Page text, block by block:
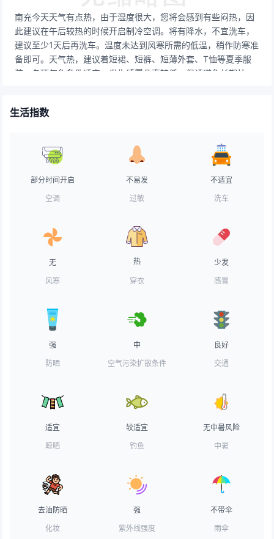
南充今天天气有点热，由于湿度很大，您将会感到有些闷热，因
此建议在午后较热的时候开启制冷空调。将有降水，不宜洗车，
建议至少1天后再洗车。温度未达到风寒所需的低温，稍作防寒准
备即可。天气热，建议着短裙、短裤、短薄外套、T恤等夏季服
装。各项气象条件适宜，发生感冒几率较低。但请避免长期处于
染物稀释、扩散和清除无明显影响。天气较好，路面干燥，交通
把久未见阳光的衣物搬出来吸收一下太阳的味道吧！较适合垂
钓，但天气稍热，会对垂钓产生一定的影响。天气舒适，对易中
油粉底霜。
生活指数
部分时间开启
空调
不易发
过敏
不适宜
洗车
无
风寒
热
穿衣
少发
感冒
强
防晒
中
空气污染扩散条件
良好
交通
适宜
晾晒
较适宜
钓鱼
无中暑风险
中暑
去油防晒
化妆
强
紫外线强度
不带伞
雨伞